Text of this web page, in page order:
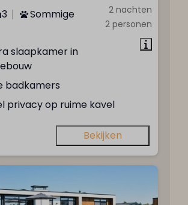
2 nachten
2 personen
3
Sommige
slaapkamer in
badkamers
privacy op ruime kavel
Bekijken